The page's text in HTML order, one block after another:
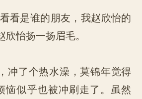
看是谁的朋友，我赵欣怡的
欣怡扬一扬眉毛。
了个热水澡，莫锦年觉得
恼似乎也被冲刷走了。虽然